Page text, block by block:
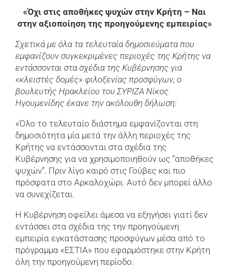
«Όχι στις αποθήκες ψυχών στην Κρήτη – Ναι
στην αξιοποίηση της προηγούμενης εμπειρίας»
Σχετικά με όλα τα τελευταία δημοσιεύματα που
εμφανίζουν συγκεκριμένες περιοχές της Κρήτης να
εντάσσονται στα σχέδια της Κυβέρνησης για
«κλειστές δομές» φιλοξενίας προσφύγων, ο
βουλευτής Ηρακλείου του ΣΥΡΙΖΑ Νίκος
Ηγουμενίδης έκανε την ακόλουθη δήλωση:
«Όλο το τελευταίο διάστημα εμφανίζονται στη
δημοσιότητα μία μετά την άλλη περιοχές της
Κρήτης να εντάσσονται στα σχέδια της
Κυβέρνησης για να χρησιμοποιηθούν ως “αποθήκες
ψυχών”. Πριν λίγο καιρό στις Γούβες και πιο
πρόσφατα στο Αρκαλοχώρι. Αυτό δεν μπορεί άλλο
να συνεχίζεται.
Η Κυβέρνηση οφείλει άμεσα να εξηγήσει γιατί δεν
εντάσσει στα σχέδια της την προηγούμενη
εμπειρία εγκατάστασης προσφύγων μέσα από το
πρόγραμμα «ΕΣΤΙΑ» που εφαρμόστηκε στην Κρήτη
όλη την προηγούμενη περίοδο.